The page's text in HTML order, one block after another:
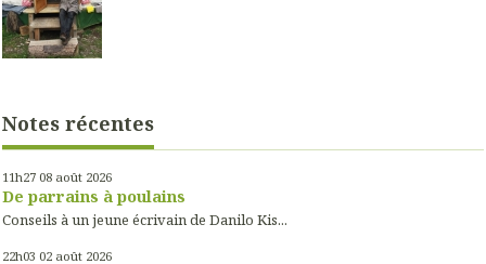
Notes récentes
11h27 08 août 2026
De parrains à poulains
Conseils à un jeune écrivain de Danilo Kis...
22h03 02 août 2026